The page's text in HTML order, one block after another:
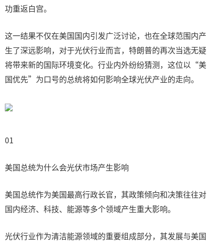
功重返白宫。
这一结果不仅在美国国内引发广泛讨论，也在全球范围内产
生了深远影响，对于光伏行业而言，特朗普的再次当选无疑
将带来新的国际环境变化。行业内外纷纷猜测，这位以“美
国优先”为口号的总统将如何影响全球光伏产业的走向。
01
美国总统为什么会光伏市场产生影响
美国总统作为美国最高行政长官，其政策倾向和决策往往对
国内经济、科技、能源等多个领域产生重大影响。
光伏行业作为清洁能源领域的重要组成部分，其发展与美国